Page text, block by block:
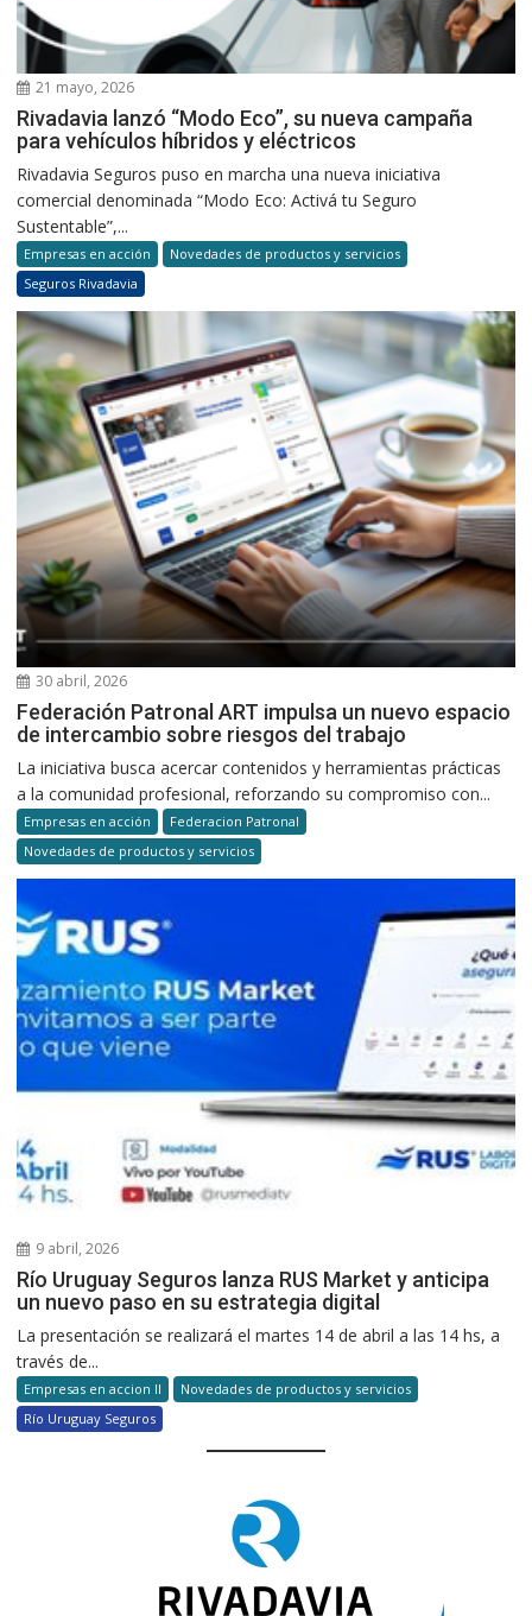
21 mayo, 2026
Rivadavia lanzó “Modo Eco”, su nueva campaña
para vehículos híbridos y eléctricos
Rivadavia Seguros puso en marcha una nueva iniciativa
comercial denominada “Modo Eco: Activá tu Seguro
Sustentable”,...
Empresas en acción
Novedades de productos y servicios
Seguros Rivadavia
30 abril, 2026
Federación Patronal ART impulsa un nuevo espacio
de intercambio sobre riesgos del trabajo
La iniciativa busca acercar contenidos y herramientas prácticas
a la comunidad profesional, reforzando su compromiso con...
Empresas en acción
Federacion Patronal
Novedades de productos y servicios
9 abril, 2026
Río Uruguay Seguros lanza RUS Market y anticipa
un nuevo paso en su estrategia digital
La presentación se realizará el martes 14 de abril a las 14 hs, a
través de...
Empresas en accion II
Novedades de productos y servicios
Río Uruguay Seguros